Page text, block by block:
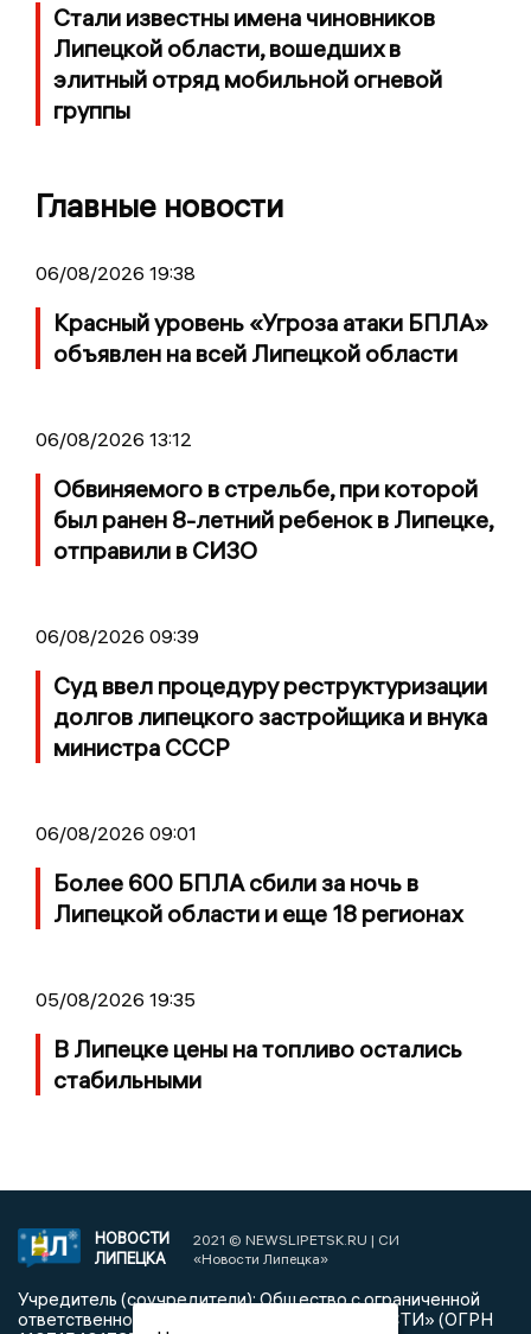
Стали известны имена чиновников
Липецкой области, вошедших в
элитный отряд мобильной огневой
группы
Главные новости
06/08/2026 19:38
Красный уровень «Угроза атаки БПЛА»
объявлен на всей Липецкой области
06/08/2026 13:12
Обвиняемого в стрельбе, при которой
был ранен 8-летний ребенок в Липецке,
отправили в СИЗО
06/08/2026 09:39
Суд ввел процедуру реструктуризации
долгов липецкого застройщика и внука
министра СССР
06/08/2026 09:01
Более 600 БПЛА сбили за ночь в
Липецкой области и еще 18 регионах
05/08/2026 19:35
В Липецке цены на топливо остались
стабильными
НОВОСТИ
ЛИПЕЦКА
2021 © NEWSLIPETSK.RU | СИ
«Новости Липецка»
Учредитель (соучредители): Общество с ограниченной
ответственностью «РЕГИОНАЛЬНЫЕ НОВОСТИ» (ОГРН